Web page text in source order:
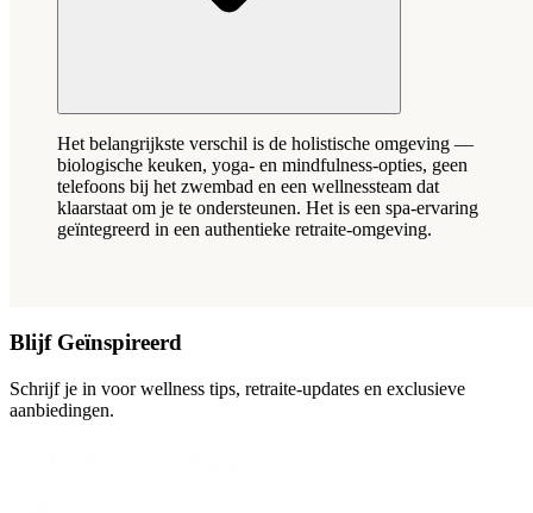
Het belangrijkste verschil is de holistische omgeving —
biologische keuken, yoga- en mindfulness-opties, geen
telefoons bij het zwembad en een wellnessteam dat
klaarstaat om je te ondersteunen. Het is een spa-ervaring
geïntegreerd in een authentieke retraite-omgeving.
Blijf Geïnspireerd
Schrijf je in voor wellness tips, retraite-updates en exclusieve
aanbiedingen.